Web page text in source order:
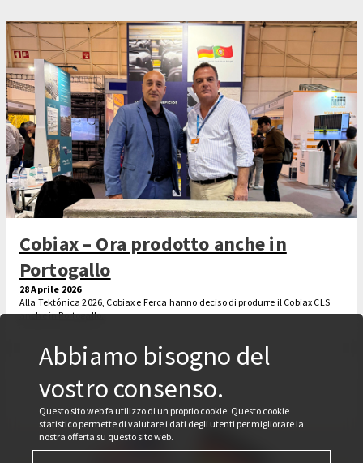
Cobiax – Ora prodotto anche in
Portogallo
28 Aprile 2026
Alla Tektónica 2026, Cobiax e Ferca hanno deciso di produrre il Cobiax CLS
anche in Portogallo.
Abbiamo bisogno del
vostro consenso.
Questo sito web fa utilizzo di un proprio cookie. Questo cookie
statistico permette di valutare i dati degli utenti per migliorare la
nostra offerta su questo sito web.